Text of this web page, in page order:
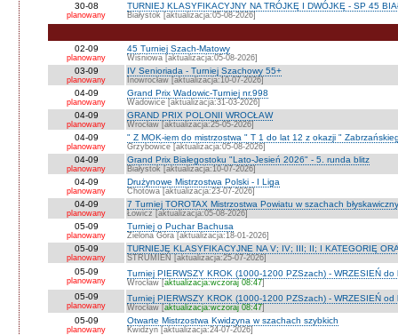
30-08
planowany
TURNIEJ KLASYFIKACYJNY NA TRÓJKĘ I DWÓJKĘ - SP 45
Białystok [aktualizacja:05-08-2026]
02-09
planowany
45 Turniej Szach-Matowy
Wiśniowa [aktualizacja:05-08-2026]
03-09
planowany
IV Senioriada - Turniej Szachowy 55+
Inowrocław [aktualizacja:10-07-2026]
04-09
planowany
Grand Prix Wadowic-Turniej nr.998
Wadowice [aktualizacja:31-03-2026]
04-09
planowany
GRAND PRIX POLONII WROCŁAW
Wrocław [aktualizacja:25-05-2026]
04-09
planowany
" Z MOK-iem do mistrzostwa " T 1 do lat 12 z okazji "
Grzybowice [aktualizacja:05-08-2026]
04-09
planowany
Grand Prix Białegostoku "Lato-Jesień 2026" - 5. runda blitz
Białystok [aktualizacja:10-07-2026]
04-09
planowany
Drużynowe Mistrzostwa Polski - I Liga
Chotowa [aktualizacja:23-07-2026]
04-09
planowany
7 Turniej TOROTAX Mistrzostwa Powiatu w szachach
Łowicz [aktualizacja:05-08-2026]
05-09
planowany
Turniej o Puchar Bachusa
Zielona Góra [aktualizacja:18-01-2026]
05-09
planowany
TURNIEJE KLASYFIKACYJNE NA V; IV; III; II; I KATEGORIĘ
STRUMIEŃ [aktualizacja:25-07-2026]
05-09
planowany
Turniej PIERWSZY KROK (1000-1200 PZSzach) - WRZESIEŃ do
Wrocław [aktualizacja:wczoraj 08:47]
05-09
planowany
Turniej PIERWSZY KROK (1000-1200 PZSzach) - WRZESIEŃ od
Wrocław [aktualizacja:wczoraj 08:47]
05-09
planowany
Otwarte Mistrzostwa Kwidzyna w szachach szybkich
Kwidzyn [aktualizacja:24-07-2026]